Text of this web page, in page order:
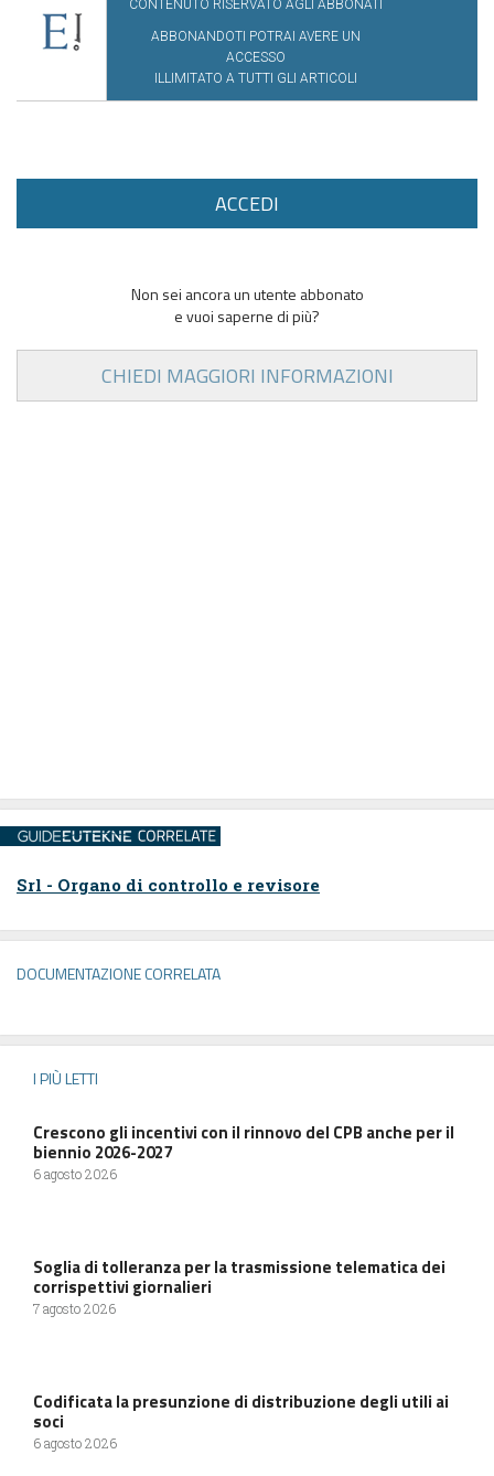
CONTENUTO RISERVATO AGLI ABBONATI
ABBONANDOTI POTRAI AVERE UN
ACCESSO
ILLIMITATO A TUTTI GLI ARTICOLI
ACCEDI
Non sei ancora un utente abbonato
e vuoi saperne di più?
CHIEDI MAGGIORI INFORMAZIONI
Srl - Organo di controllo e revisore
DOCUMENTAZIONE CORRELATA
I PIÙ LETTI
Crescono gli incentivi con il rinnovo del CPB anche per il
biennio 2026-2027
6 agosto 2026
Soglia di tolleranza per la trasmissione telematica dei
corrispettivi giornalieri
7 agosto 2026
Codificata la presunzione di distribuzione degli utili ai
soci
6 agosto 2026